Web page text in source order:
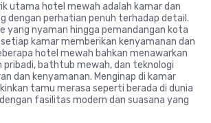
utama hotel mewah adalah kamar dan
dengan perhatian penuh terhadap detail.
yang nyaman hingga pemandangan kota
kamar memberikan kenyamanan dan
hotel mewah bahkan menawarkan
pribadi, bathtub mewah, dan teknologi
dan kenyamanan. Menginap di kamar
tamu merasa seperti berada di dunia
fasilitas modern dan suasana yang